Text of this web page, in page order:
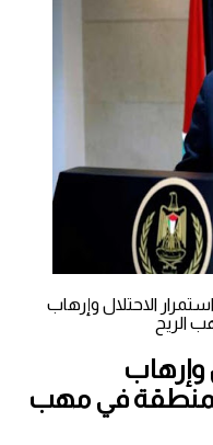
استمرار الاحتلال وإرهاب
الريح
وإرهاب
في مهب